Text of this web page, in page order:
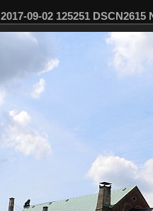
2017-09-02 125251 DSCN2615